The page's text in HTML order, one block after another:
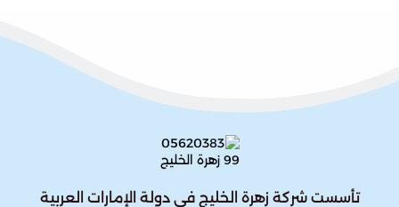
تأسست شركة زهرة الخليج في دولة الإمارات العربية